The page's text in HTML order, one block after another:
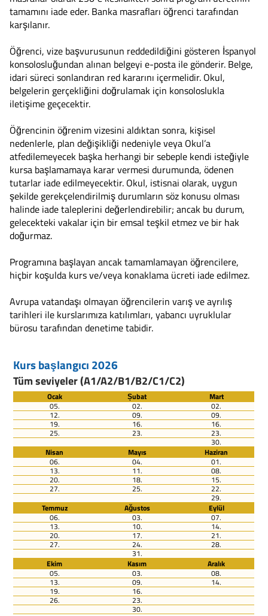
tamamını iade eder. Banka masrafları öğrenci tarafından
karşılanır.
Öğrenci, vize başvurusunun reddedildiğini gösteren İspanyol
konsolosluğundan alınan belgeyi e-posta ile gönderir. Belge,
idari süreci sonlandıran red kararını içermelidir. Okul,
belgelerin gerçekliğini doğrulamak için konsoloslukla
iletişime geçecektir.
Öğrencinin öğrenim vizesini aldıktan sonra, kişisel
nedenlerle, plan değişikliği nedeniyle veya Okul’a
atfedilemeyecek başka herhangi bir sebeple kendi isteğiyle
kursa başlamamaya karar vermesi durumunda, ödenen
tutarlar iade edilmeyecektir. Okul, istisnai olarak, uygun
şekilde gerekçelendirilmiş durumların söz konusu olması
halinde iade taleplerini değerlendirebilir; ancak bu durum,
gelecekteki vakalar için bir emsal teşkil etmez ve bir hak
doğurmaz.
Programına başlayan ancak tamamlamayan öğrencilere,
hiçbir koşulda kurs ve/veya konaklama ücreti iade edilmez.
Avrupa vatandaşı olmayan öğrencilerin varış ve ayrılış
tarihleri ile kurslarımıza katılımları, yabancı uyruklular
bürosu tarafından denetime tabidir.
Kurs başlangıcı 2026
Tüm seviyeler (A1/A2/B1/B2/C1/C2)
Ocak Șubat
Mart
05.
02. 02.
12. 09. 09.
19. 16. 16.
25. 23. 23.
30.
Nisan
Mayıs
Haziran
06.
04. 01.
13. 11. 08.
20. 18. 15.
27. 25. 22.
29.
Temmuz
Ağustos
Eylül
06.
03. 07.
13. 10. 14.
20. 17. 21.
27. 24. 28.
31.
Ekim
Kasım
Aralık
05.
03. 08.
13. 09. 14.
19. 16.
26. 23.
30.